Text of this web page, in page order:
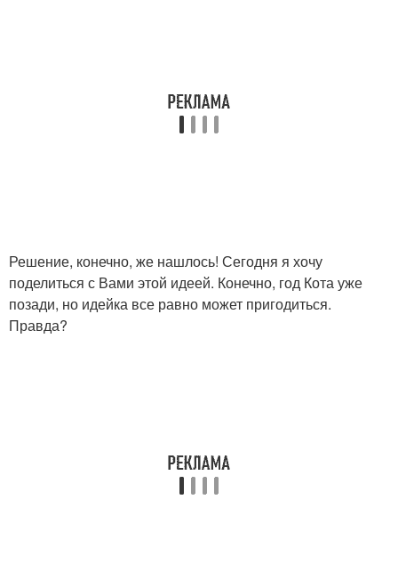
Решение, конечно, же нашлось! Сегодня я хочу
поделиться с Вами этой идеей. Конечно, год Кота уже
позади, но идейка все равно может пригодиться.
Правда?